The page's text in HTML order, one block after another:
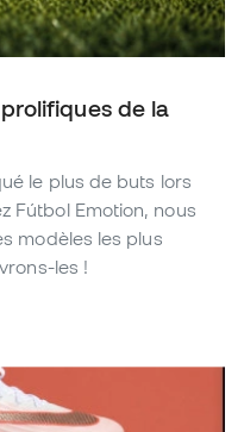
de la
le plus de buts lors
Fútbol Emotion, nous
modèles les plus
les !